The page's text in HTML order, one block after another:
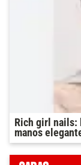
Rich girl nails:
manos